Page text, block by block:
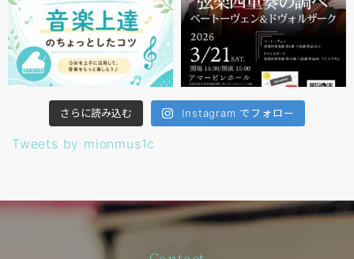
さらに読み込む Instagram でフォロー
Tweets by mionmus1c